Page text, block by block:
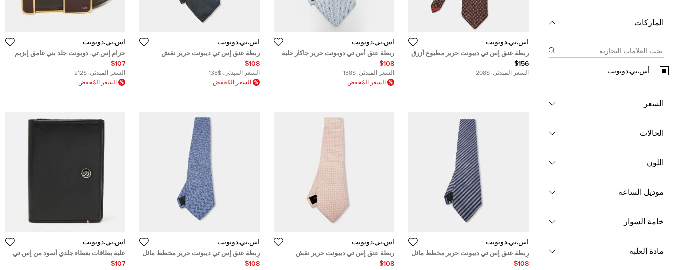
الماركات
أس.تي.دوبونت
السعر
الحالات
اللون
موديل الساعة
خامة السوار
مادة العلبة
أس.تي.دوبونت
ربطة عنق إس تي ديبونت حرير مطبوع أزرق
كحلي تقليدي
$156
السعر المبدئي: $208
أس.تي.دوبونت
ربطة عنق أس.تي.دوبونت حرير جاكار حلية
موردة ثنائي اللون
$108
السعر المبدئي: $138
السعر المُخفض
أس.تي.دوبونت
ربطة عنق إس تي ديبونت حرير نقش
مربعات وردي
$108
السعر المبدئي: $138
السعر المُخفض
أس.تي.دوبونت
حزام إس.تي. دوبونت جلد بني غامق إبزيم
قابل للتعديل 90 سم
$107
السعر المبدئي: $212
السعر المُخفض
أس.تي.دوبونت
ربطة عنق إس تي ديبونت حرير مخطط مائل
أزرق
$108
أس.تي.دوبونت
ربطة عنق إس تي ديبونت حرير نقش
مربعات وردي
$108
أس.تي.دوبونت
ربطة عنق إس تي ديبونت حرير مخطط مائل
أزرق
$108
أس.تي.دوبونت
علبة بطاقات بغطاء جلدي أسود من إس.تي.
دوبونت
$107